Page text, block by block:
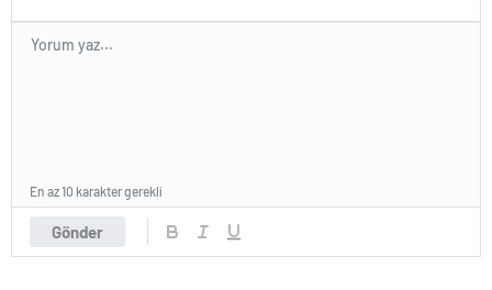
Gönder
En az 10 karakter gerekli